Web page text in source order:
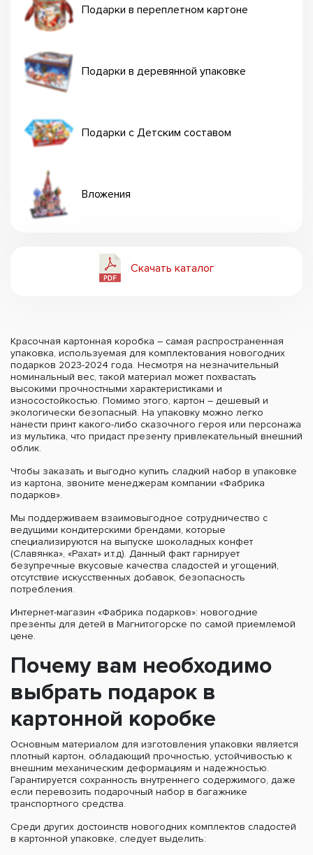
Подарки в переплетном картоне
Подарки в деревянной упаковке
Подарки с Детским составом
Вложения
Скачать каталог
Красочная картонная коробка – самая распространенная
упаковка, используемая для комплектования новогодних
подарков 2023-2024 года. Несмотря на незначительный
номинальный вес, такой материал может похвастать
высокими прочностными характеристиками и
износостойкостью. Помимо этого, картон – дешевый и
экологически безопасный. На упаковку можно легко
нанести принт какого-либо сказочного героя или персонажа
из мультика, что придаст презенту привлекательный внешний
облик.
Чтобы заказать и выгодно купить сладкий набор в упаковке
из картона, звоните менеджерам компании «Фабрика
подарков».
Мы поддерживаем взаимовыгодное сотрудничество с
ведущими кондитерскими брендами, которые
специализируются на выпуске шоколадных конфет
(Славянка», «Рахат» и.т.д). Данный факт гарнирует
безупречные вкусовые качества сладостей и угощений,
отсутствие искусственных добавок, безопасность
потребления.
Интернет-магазин «Фабрика подарков»: новогодние
презенты для детей в Магнитогорске по самой приемлемой
цене.
Почему вам необходимо
выбрать подарок в
картонной коробке
Основным материалом для изготовления упаковки является
плотный картон, обладающий прочностью, устойчивостью к
внешним механическим деформациям и надежностью.
Гарантируется сохранность внутреннего содержимого, даже
если перевозить подарочный набор в багажнике
транспортного средства.
Среди других достоинств новогодних комплектов сладостей
в картонной упаковке, следует выделить: